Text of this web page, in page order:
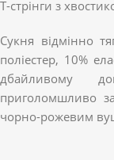
Т-стрінги з
Сукня відмінно
поліестер, 10%
дбайливому
приголомшливо
чорно-рожевим